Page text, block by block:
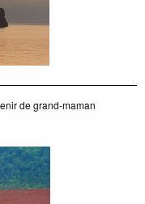
de grand-maman